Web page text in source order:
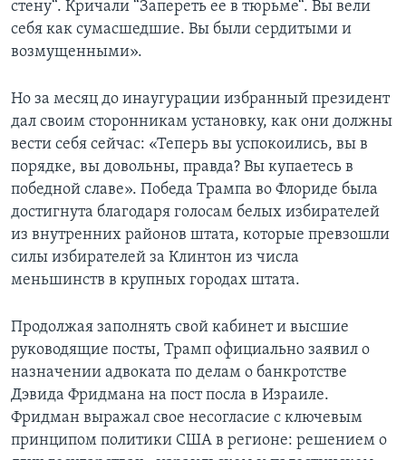
стену“. Кричали “Запереть ее в тюрьме“. Вы вели
себя как сумасшедшие. Вы были сердитыми и
возмущенными».
Но за месяц до инаугурации избранный президент
дал своим сторонникам установку, как они должны
вести себя сейчас: «Теперь вы успокоились, вы в
порядке, вы довольны, правда? Вы купаетесь в
победной славе». Победа Трампа во Флориде была
достигнута благодаря голосам белых избирателей
из внутренних районов штата, которые превзошли
силы избирателей за Клинтон из числа
меньшинств в крупных городах штата.
Продолжая заполнять свой кабинет и высшие
руководящие посты, Трамп официально заявил о
назначении адвоката по делам о банкротстве
Дэвида Фридмана на пост посла в Израиле.
Фридман выражал свое несогласие с ключевым
принципом политики США в регионе: решением о